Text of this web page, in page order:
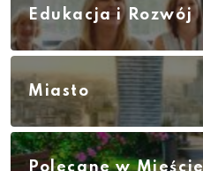
Edukacja i Rozwój
Miasto
Polecane w Mieście